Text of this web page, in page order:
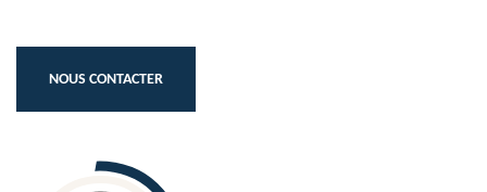
NOUS CONTACTER